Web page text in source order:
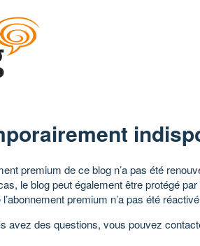
premium de ce blog n’a pas été
le blog peut également être protégé
premium n’a pas été
avez des questions, vous pouvez